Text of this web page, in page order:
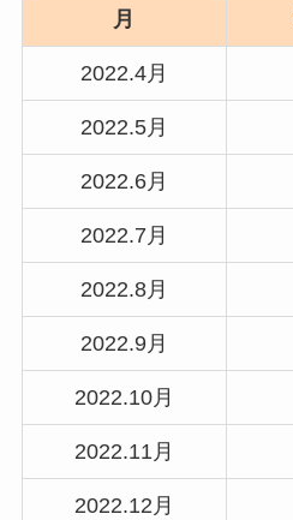
月
2022.4月
2022.5月
2022.6月
2022.7月
2022.8月
2022.9月
2022.10月
2022.11月
2022.12月